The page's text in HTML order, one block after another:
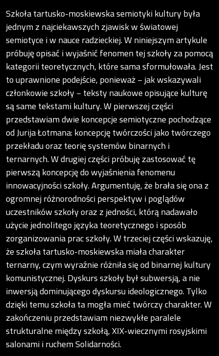
Szkoła tartusko-moskiewska semiotyki kultury była
jednym z najciekawszych zjawisk w światowej
semiotyce i w nauce radzieckiej. W niniejszym artykule
próbuję opisać i wyjaśnić fenomen tej szkoły za pomocą
kategorii teoretycznych, które sama sformułowała. Jest
to uprawnione podejście, ponieważ − jak wskazywali
członkowie szkoły − teksty naukowe opisujące kulturę
są same tekstami kultury. W pierwszej części
przedstawiam dwie koncepcje semiotyczne pochodzące
od Jurija Łotmana: koncepcję twórczości jako twórczego
przekładu oraz teorię systemów binarnych i
ternarnych. W drugiej części próbuję zastosować tę
pierwszą koncepcję do wyjaśnienia fenomenu
innowacyjności szkoły. Argumentuję, że brała się ona z
ogromnej różnorodności perspektyw i poglądów
uczestników szkoły oraz z jedności, którą nadawało
użycie jednolitego języka teoretycznego i sposób
zorganizowania prac szkoły. W trzeciej części wskazuję,
że szkoła tartusko-moskiewska miała charakter
ternarny, czym wyraźnie różniła się od binarnej kultury
komunistycznej. Dyskurs szkoły był subwersją, a nie
inwersją dominującego dyskursu ideologicznego. Tylko
dzięki temu szkoła ta mogła mieć twórczy charakter. W
zakończeniu przedstawiam niezwykłe paralele
strukturalne między szkołą, XIX-wiecznymi rosyjskimi
salonami i ruchem Solidarności.